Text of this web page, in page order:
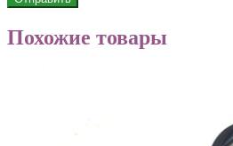
Похожие товары